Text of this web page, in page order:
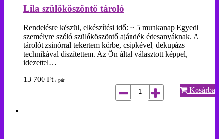
Lila szülőköszöntő tároló
Rendelésre készül, elkészítési idő: ~ 5 munkanap Egyedi
személyre szóló szülőköszöntő ajándék édesanyáknak. A
tárolót zsinórral tekertem körbe, csipkével, dekupázs
technikával díszítettem. Az Ön által választott képpel,
idézettel…
13 700 Ft / pár
Kosárba